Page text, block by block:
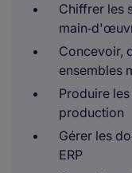
Chiffrer les
Concevoir,
ensembles
Produire
production
Gérer les
ERP